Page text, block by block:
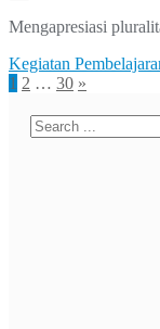
Mengapresiasi
Kegiatan
Paginasi
pos
1 2 … 30 »